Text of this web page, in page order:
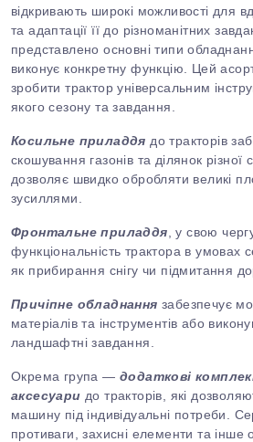
відкривають широкі можливості для
та адаптації її до різноманітних
представлено основні типи
виконує конкретну функцію. Цей
зробити трактор універсальним
якого сезону та завдання.
Косильне приладдя до тракторів
скошування газонів та ділянок різної
дозволяє швидко обробляти великі
зусиллями.
Фронтальне приладдя , у свою
функціональність трактора в умовах
як прибирання снігу чи підмитання
Причіпне обладнання забезпечує
матеріалів та інструментів або
ландшафтні завдання.
Окрема група — додаткові
аксесуари до тракторів, які
машину під індивідуальні потреби.
противаги, захисні елементи та